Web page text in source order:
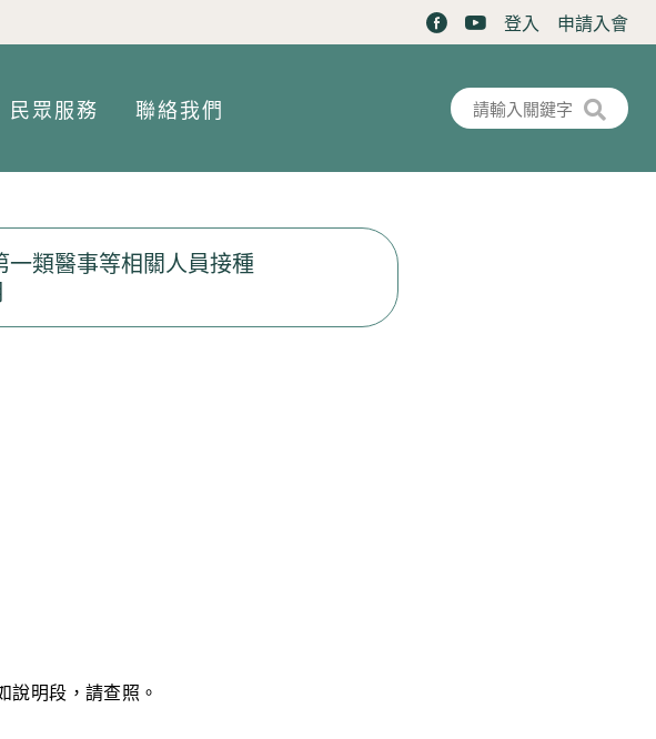
登入 申請入會
民眾服務 聯絡我們
搜尋表單
搜尋
一類醫事等相關人員接種
說明段，請查照。